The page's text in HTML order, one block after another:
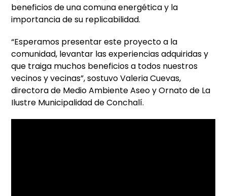
beneficios de una comuna energética y la
importancia de su replicabilidad.
“Esperamos presentar este proyecto a la
comunidad, levantar las experiencias adquiridas y
que traiga muchos beneficios a todos nuestros
vecinos y vecinas”, sostuvo Valeria Cuevas,
directora de Medio Ambiente Aseo y Ornato de La
Ilustre Municipalidad de Conchalí.